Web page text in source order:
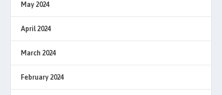
May 2024
April 2024
March 2024
February 2024